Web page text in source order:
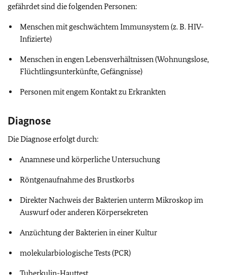
gefährdet sind die folgenden Personen:
Menschen mit geschwächtem Immunsystem (z. B. HIV-
Infizierte)
Menschen in engen Lebensverhältnissen (Wohnungslose,
Flüchtlingsunterkünfte, Gefängnisse)
Personen mit engem Kontakt zu Erkrankten
Diagnose
Die Diagnose erfolgt durch:
Anamnese und körperliche Untersuchung
Röntgenaufnahme des Brustkorbs
Direkter Nachweis der Bakterien unterm Mikroskop im
Auswurf oder anderen Körpersekreten
Anzüchtung der Bakterien in einer Kultur
molekularbiologische Tests (PCR)